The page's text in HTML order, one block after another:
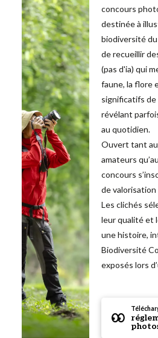
concours
destinée à
biodiversité
de recueillir
(pas d'ia) qui
faune, la flore
significatifs
révélant
au quotidien.
Ouvert tant
amateurs
concours
de
Les clichés
leur qualité et
une histoire,
Biodiversité
exposés lors